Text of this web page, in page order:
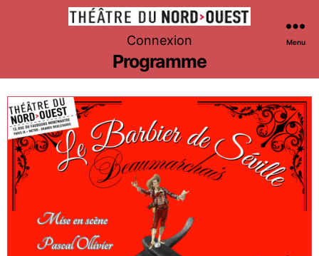
Théâtre
du
Nord-
Ouest
Connexion Menu
Programme